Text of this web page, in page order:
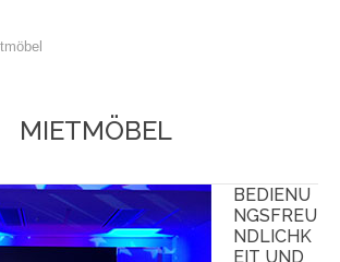
MIETMÖBEL
BEDIENU
NGSFREU
NDLICHK
EIT UND